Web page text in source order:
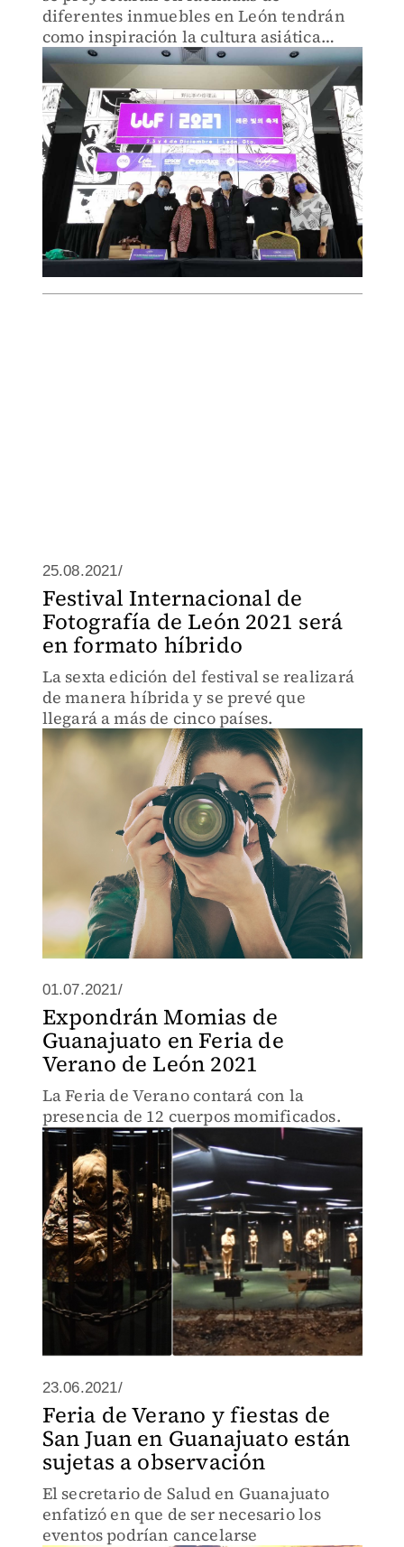
diferentes inmuebles en León tendrán
como inspiración la cultura asiática
contemporánea.
25.08.2021/
Festival Internacional de
Fotografía de León 2021 será
en formato híbrido
La sexta edición del festival se realizará
de manera híbrida y se prevé que
llegará a más de cinco países.
01.07.2021/
Expondrán Momias de
Guanajuato en Feria de
Verano de León 2021
La Feria de Verano contará con la
presencia de 12 cuerpos momificados.
23.06.2021/
Feria de Verano y fiestas de
San Juan en Guanajuato están
sujetas a observación
El secretario de Salud en Guanajuato
enfatizó en que de ser necesario los
eventos podrían cancelarse